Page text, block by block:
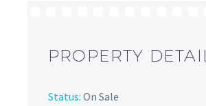
PROPERTY DETAIL
Status: On Sale